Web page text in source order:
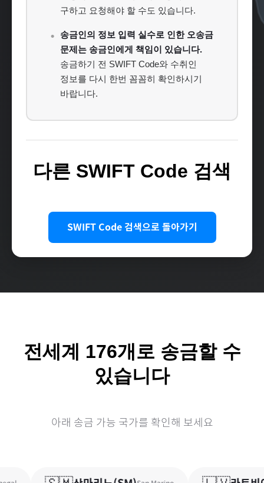
구하고 요청해야 할 수도 있습니다.
송금인의 정보 입력 실수로 인한 오송금
문제는 송금인에게 책임이 있습니다.
송금하기 전 SWIFT Code와 수취인
정보를 다시 한번 꼼꼼히 확인하시기
바랍니다.
다른 SWIFT Code 검색
SWIFT Code 검색으로 돌아가기
전세계 176개로 송금할 수
있습니다
아래 송금 가능 국가를 확인해 보세요